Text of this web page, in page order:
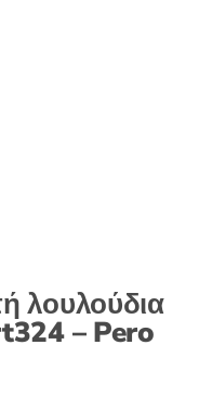
λουλούδια
– Pero